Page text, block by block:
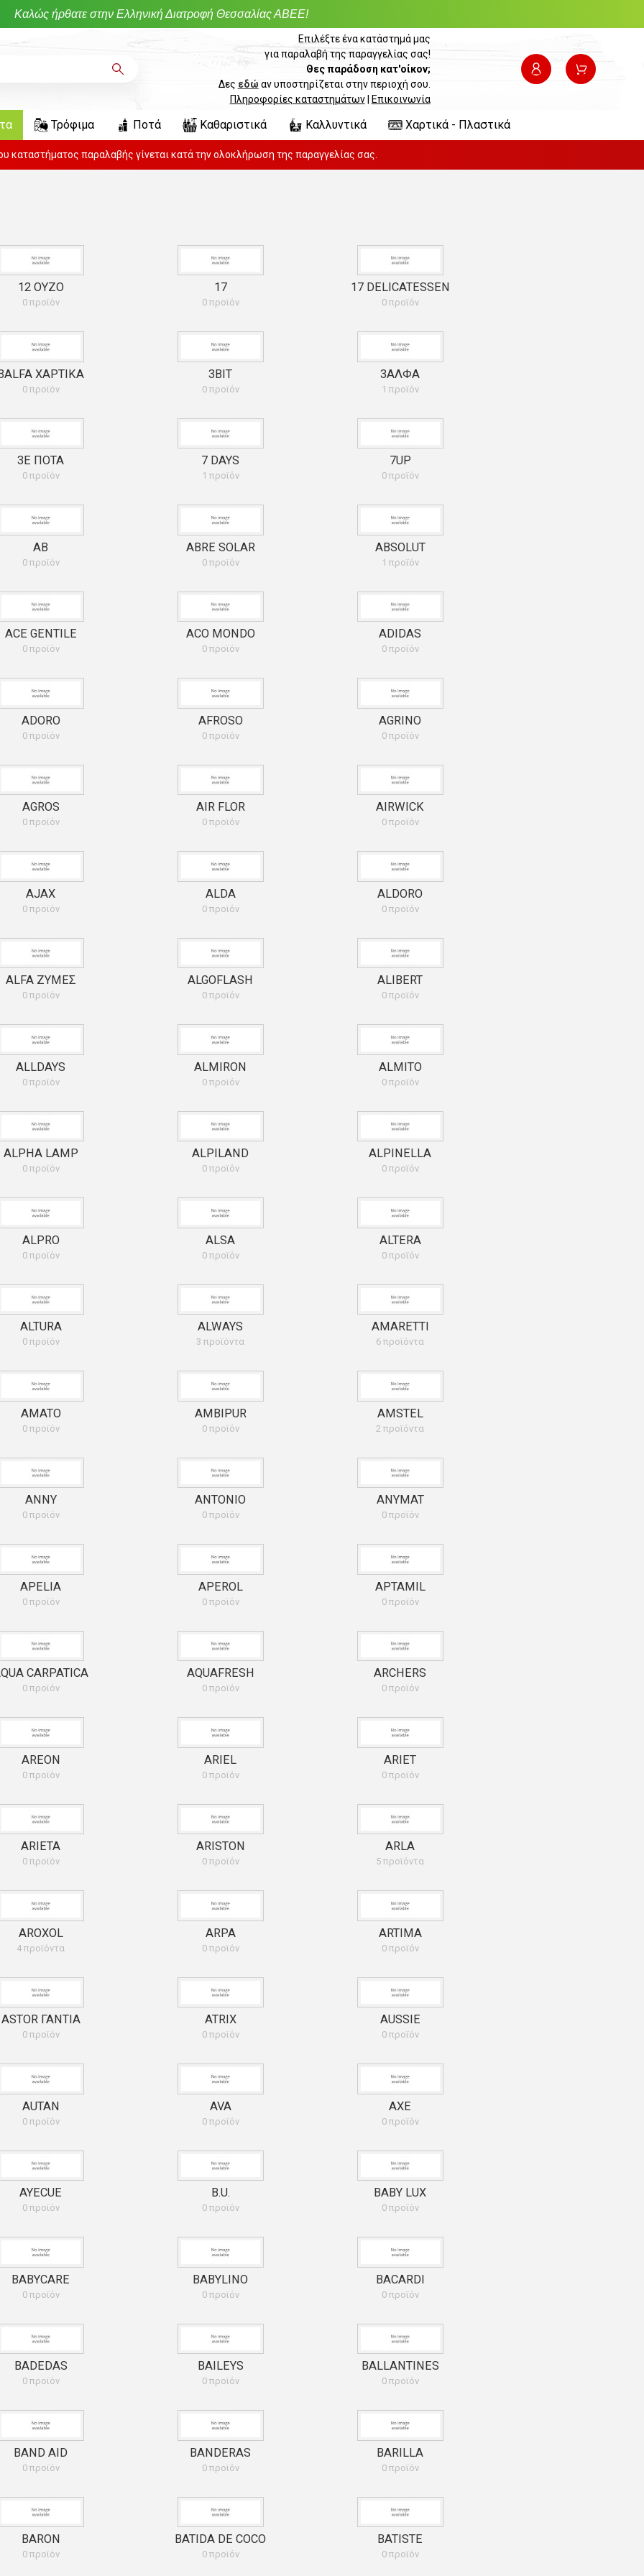
Καλώς ήρθατε στην Ελληνική Διατροφή Θεσσαλίας ΑΒΕΕ!
Επιλέξτε ένα κατάστημά μας
για παραλαβή της παραγγελίας σας!
Θες παράδοση κατ'οίκον;
Δες εδώ αν υποστηρίζεται στην περιοχή σου.
Πληροφορίες καταστημάτων| Επικοινωνία
Τρόφιμα Ποτά Καθαριστικά Καλλυντικά Χαρτικά - Πλαστικά
καταστήματος παραλαβής γίνεται κατά την ολοκλήρωση της παραγγελίας σας.
12 ΟΥΖΟ
0 προϊόν
17
0 προϊόν
17 DELICATESSEN
0 προϊόν
ΧΑΡΤΙΚΑ
0 προϊόν
3BIT
0 προϊόν
3ΑΛΦΑ
1 προϊόν
3Ε ΠΟΤΑ
0 προϊόν
7 DAYS
1 προϊόν
7UP
0 προϊόν
AB
0 προϊόν
ABRE SOLAR
0 προϊόν
ABSOLUT
1 προϊόν
ACE GENTILE
0 προϊόν
ACO MONDO
0 προϊόν
ADIDAS
0 προϊόν
ADORO
0 προϊόν
AFROSO
0 προϊόν
AGRINO
0 προϊόν
AGROS
0 προϊόν
AIR FLOR
0 προϊόν
AIRWICK
0 προϊόν
AJAX
0 προϊόν
ALDA
0 προϊόν
ALDORO
0 προϊόν
ALFA ΖΥΜΕΣ
0 προϊόν
ALGOFLASH
0 προϊόν
ALIBERT
0 προϊόν
ALLDAYS
0 προϊόν
ALMIRON
0 προϊόν
ALMITO
0 προϊόν
ALPHA LAMP
0 προϊόν
ALPILAND
0 προϊόν
ALPINELLA
0 προϊόν
ALPRO
0 προϊόν
ALSA
0 προϊόν
ALTERA
0 προϊόν
ALTURA
0 προϊόν
ALWAYS
3 προϊόντα
AMARETTI
6 προϊόντα
AMATO
0 προϊόν
AMBIPUR
0 προϊόν
AMSTEL
2 προϊόντα
ANNY
0 προϊόν
ANTONIO
0 προϊόν
ANYMAT
0 προϊόν
APELIA
0 προϊόν
APEROL
0 προϊόν
APTAMIL
0 προϊόν
CARPATICA
0 προϊόν
AQUAFRESH
0 προϊόν
ARCHERS
0 προϊόν
AREON
0 προϊόν
ARIEL
0 προϊόν
ARIET
0 προϊόν
ARIETA
0 προϊόν
ARISTON
0 προϊόν
ARLA
5 προϊόντα
AROXOL
4 προϊόντα
ARPA
0 προϊόν
ARTIMA
0 προϊόν
ASTOR ΓΑΝΤΙΑ
0 προϊόν
ATRIX
0 προϊόν
AUSSIE
0 προϊόν
AUTAN
0 προϊόν
AVA
0 προϊόν
AXE
0 προϊόν
AYECUE
0 προϊόν
B.U.
0 προϊόν
BABY LUX
0 προϊόν
BABYCARE
0 προϊόν
BABYLINO
0 προϊόν
BACARDI
0 προϊόν
BADEDAS
0 προϊόν
BAILEYS
0 προϊόν
BALLANTINES
0 προϊόν
BAND AID
0 προϊόν
BANDERAS
0 προϊόν
BARILLA
0 προϊόν
BARON
0 προϊόν
BATIDA DE COCO
0 προϊόν
BATISTE
0 προϊόν